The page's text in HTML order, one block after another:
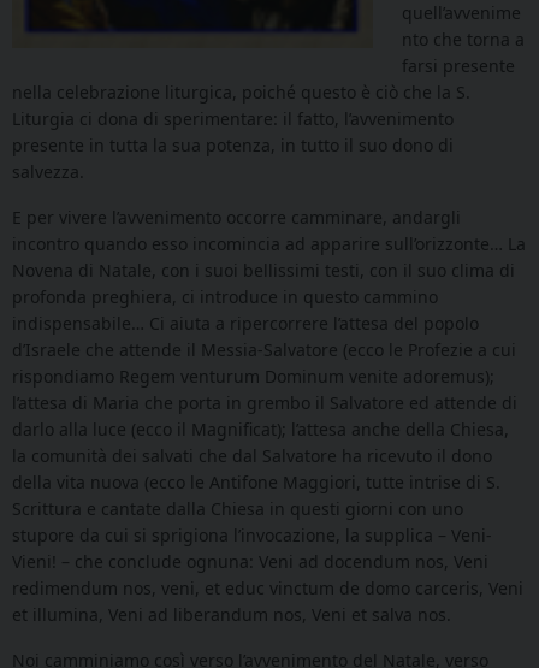
quell’avvenime
nto che torna a
farsi presente
nella celebrazione liturgica, poiché questo è ciò che la S.
Liturgia ci dona di sperimentare: il fatto, l’avvenimento
presente in tutta la sua potenza, in tutto il suo dono di
salvezza.
E per vivere l’avvenimento occorre camminare, andargli
incontro quando esso incomincia ad apparire sull’orizzonte… La
Novena di Natale, con i suoi bellissimi testi, con il suo clima di
profonda preghiera, ci introduce in questo cammino
indispensabile… Ci aiuta a ripercorrere l’attesa del popolo
d’Israele che attende il Messia-Salvatore (ecco le Profezie a cui
rispondiamo Regem venturum Dominum venite adoremus);
l’attesa di Maria che porta in grembo il Salvatore ed attende di
darlo alla luce (ecco il Magnificat); l’attesa anche della Chiesa,
la comunità dei salvati che dal Salvatore ha ricevuto il dono
della vita nuova (ecco le Antifone Maggiori, tutte intrise di S.
Scrittura e cantate dalla Chiesa in questi giorni con uno
stupore da cui si sprigiona l’invocazione, la supplica – Veni-
Vieni! – che conclude ognuna: Veni ad docendum nos, Veni
redimendum nos, veni, et educ vinctum de domo carceris, Veni
et illumina, Veni ad liberandum nos, Veni et salva nos.
Noi camminiamo così verso l’avvenimento del Natale, verso